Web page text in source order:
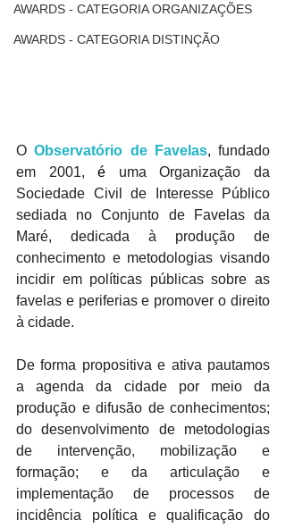
AWARDS - CATEGORIA ORGANIZAÇÕES
AWARDS - CATEGORIA DISTINÇÃO
O Observatório de Favelas, fundado
em 2001, é uma Organização da
Sociedade Civil de Interesse Público
sediada no Conjunto de Favelas da
Maré, dedicada à produção de
conhecimento e metodologias visando
incidir em políticas públicas sobre as
favelas e periferias e promover o direito
à cidade.
De forma propositiva e ativa pautamos
a agenda da cidade por meio da
produção e difusão de conhecimentos;
do desenvolvimento de metodologias
de intervenção, mobilização e
formação; e da articulação e
implementação de processos de
incidência política e qualificação do